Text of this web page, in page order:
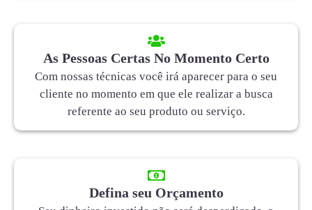
As Pessoas Certas No Momento Certo
Com nossas técnicas você irá aparecer para o seu
cliente no momento em que ele realizar a busca
referente ao seu produto ou serviço.
Defina seu Orçamento